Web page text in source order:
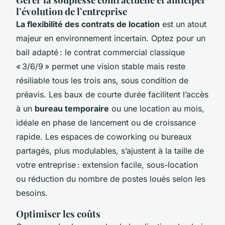
l’évolution de l’entreprise
La flexibilité des contrats de location est un atout
majeur en environnement incertain. Optez pour un
bail adapté : le contrat commercial classique
« 3/6/9 » permet une vision stable mais reste
résiliable tous les trois ans, sous condition de
préavis. Les baux de courte durée facilitent l’accès
à un bureau temporaire ou une location au mois,
idéale en phase de lancement ou de croissance
rapide. Les espaces de coworking ou bureaux
partagés, plus modulables, s’ajustent à la taille de
votre entreprise : extension facile, sous-location
ou réduction du nombre de postes loués selon les
besoins.
Optimiser les coûts